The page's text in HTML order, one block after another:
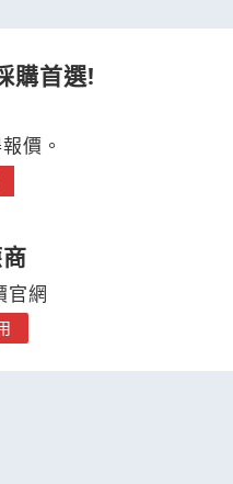
購首選!
價。
官網